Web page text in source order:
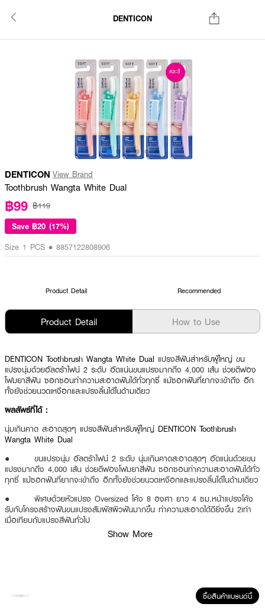
DENTICON
DENTICON View Brand
Toothbrush Wangta White Dual
฿99 ฿119
Save ฿20 (17%)
Size 1 PCS • 8857122808906
Product Detail Recommended
Product Detail How to Use
DENTICON Toothbrush Wangta White Dual แปรงสีฟันสำหรับผู้ใหญ่ ขน
แปรงนุ่มด้วยอัลตร้าไฟน์ 2 ระดับ อัดแน่นขนแปรงมากถึง 4,000 เส้น ช่วยตีฟอง
โฟมยาสีฟัน ซอกซอนทำความสะอาดฟันได้ทั่วทุกซี่ แม้ซอกฟันที่ยากจะเข้าถึง อีก
ทั้งยังช่วยนวดเหงือกและแปรงลิ้นได้ในด้ามเดียว
ผลลัพธ์ที่ได้ :
นุ่มเกินคาด สะอาดสุดๆ แปรงสีฟันสำหรับผู้ใหญ่ DENTICON Toothbrush
Wangta White Dual
● ขนแปรงนุ่ม อัลตร้าไฟน์ 2 ระดับ นุ่มเกินคาดสะอาดสุดๆ อัดแน่นด้วยขน
แปรงมากถึง 4,000 เส้น ช่วยตีฟองโฟมยาสีฟัน ซอกซอนทำความสะอาดฟันได้ทั่ว
ทุกซี่ แม้ซอกฟันที่ยากจะเข้าถึง อีกทั้งยังช่วยนวดเหงือกและแปรงลิ้นได้ในด้ามเดียว
● พิเศษด้วยหัวแปรง Oversized โค้ง 8 องศา ยาว 4 ซม.หน้าแปรงโค้ง
รับกับโครงสร้างฟันขนแปรงสัมผัสผิวฟันมากขึ้น ทำความสะอาดได้ดียิ่งขึ้น 2เท่า
เมื่อเทียบกับแปรงสีฟันทั่วไป
● แถมฟรี!!ฝาครอบแปรงสีฟันแอนตี้แบคทีเรีย สะอาด พกพาสะดวกมา
คู่กับยาสีฟันของคุณแปรง
ฟันอย่างน้อยวันละ 2 ครั้ง เช้าและก่อนนอน
Show More
ซื้อสินค้าแบรนด์นี้